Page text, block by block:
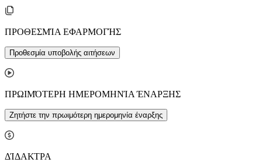
ΠΡΟΘΕΣΜΊΑ ΕΦΑΡΜΟΓΉΣ
Προθεσμία υποβολής αιτήσεων
ΠΡΩΙΜΌΤΕΡΗ ΗΜΕΡΟΜΗΝΊΑ ΈΝΑΡΞΗΣ
Ζητήστε την πρωιμότερη ημερομηνία έναρξης
ΔΊΔΑΚΤΡΑ